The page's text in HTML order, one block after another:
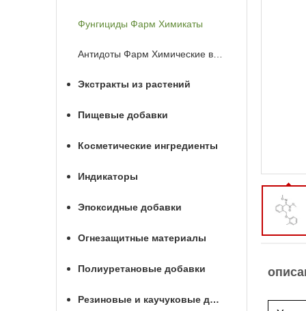
Фунгициды Фарм Химикаты
Экстракты из растений
Пищевые добавки
Косметические ингредиенты
Индикаторы
Эпоксидные добавки
Огнезащитные материалы
Полиуретановые добавки
Резиновые и каучуковые добавки